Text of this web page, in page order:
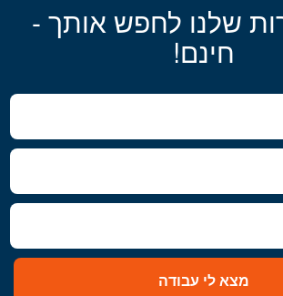
שלנו לחפש אותך -
חינם!
מצא לי עבודה